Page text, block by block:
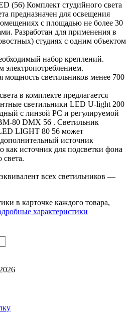
(56) Комплект студийного света
предназначен для освещения
с площадью не более 30
Разработан для применения в
студиях с одним объектом
набор креплений.
электропотреблением.
мощность светильников менее 700
в комплекте предлагается
светильники LED U-light 200
с линзой PC и регулируемой
80 DMX 56 . Светильник
LIGHT 80 56 может
источник
как источник для подсветки фона
света.
всех светильников —
в карточке каждого товара,
характеристики